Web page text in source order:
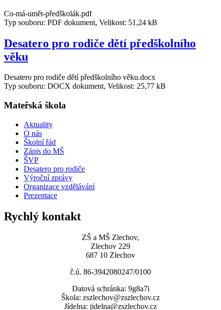
Co-má-umět-předškolák.pdf
Typ souboru: PDF dokument, Velikost: 51,24 kB
Desatero pro rodiče dětí předškolního
věku
Desatero pro rodiče dětí předškolního věku.docx
Typ souboru: DOCX dokument, Velikost: 25,77 kB
Mateřská škola
Aktuality
O nás
Školní řád
Zápis do MŠ
ŠVP
Desatero pro rodiče
Výroční zprávy
Organizace vzdělávání
Prezentace
Rychlý kontakt
ZŠ a MŠ Zlechov,
Zlechov 229
687 10 Zlechov
č.ú. 86-3942080247/0100
Datová schránka: 9g8a7i
Škola: zszlechov@zszlechov.cz
Jídelna: jidelna@zszlechov.cz